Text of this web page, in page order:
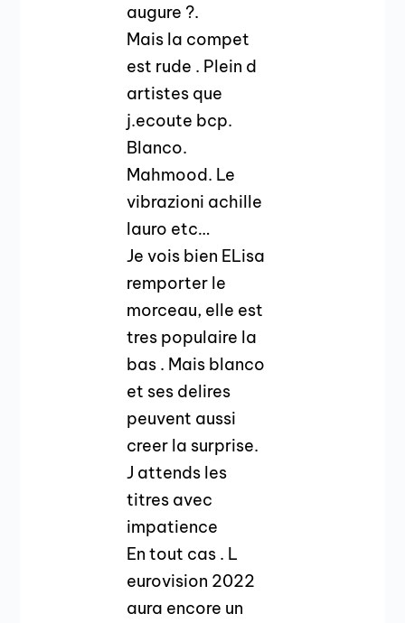
augure ?.
Mais la compet
est rude . Plein d
artistes que
j.ecoute bcp.
Blanco.
Mahmood. Le
vibrazioni achille
lauro etc…
Je vois bien ELisa
remporter le
morceau, elle est
tres populaire la
bas . Mais blanco
et ses delires
peuvent aussi
creer la surprise.
J attends les
titres avec
impatience
En tout cas . L
eurovision 2022
aura encore un